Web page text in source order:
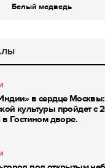
Белый медведь
в сердце
культуры пройдет с
в Гостином дворе.